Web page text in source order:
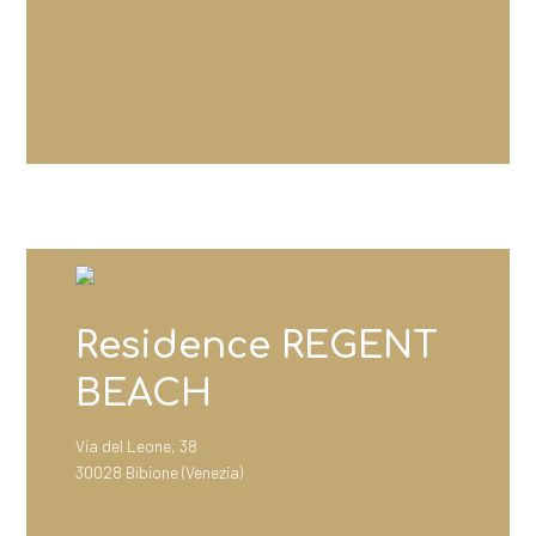
Residence REGENT
BEACH
Via del Leone, 38
30028 Bibione (Venezia)